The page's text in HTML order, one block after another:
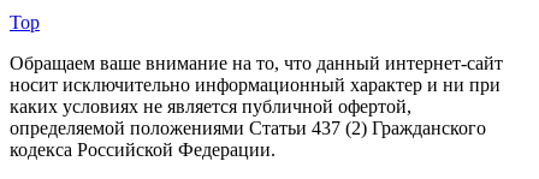
Top
Обращаем ваше внимание на то, что данный интернет-сайт
носит исключительно информационный характер и ни при
каких условиях не является публичной офертой,
определяемой положениями Статьи 437 (2) Гражданского
кодекса Российской Федерации.